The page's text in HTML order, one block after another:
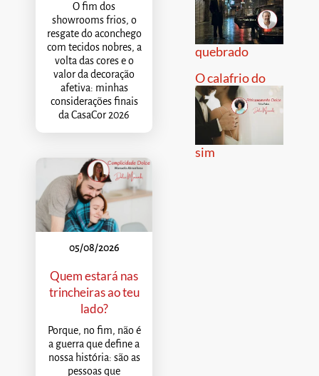
O fim dos
showrooms frios, o
resgate do aconchego
com tecidos nobres, a
volta das cores e o
valor da decoração
afetiva: minhas
considerações finais
da CasaCor 2026
05/08/2026
Quem estará nas
trincheiras ao teu
lado?
Porque, no fim, não é
a guerra que define a
nossa história: são as
pessoas que
quebrado
O calafrio do
sim